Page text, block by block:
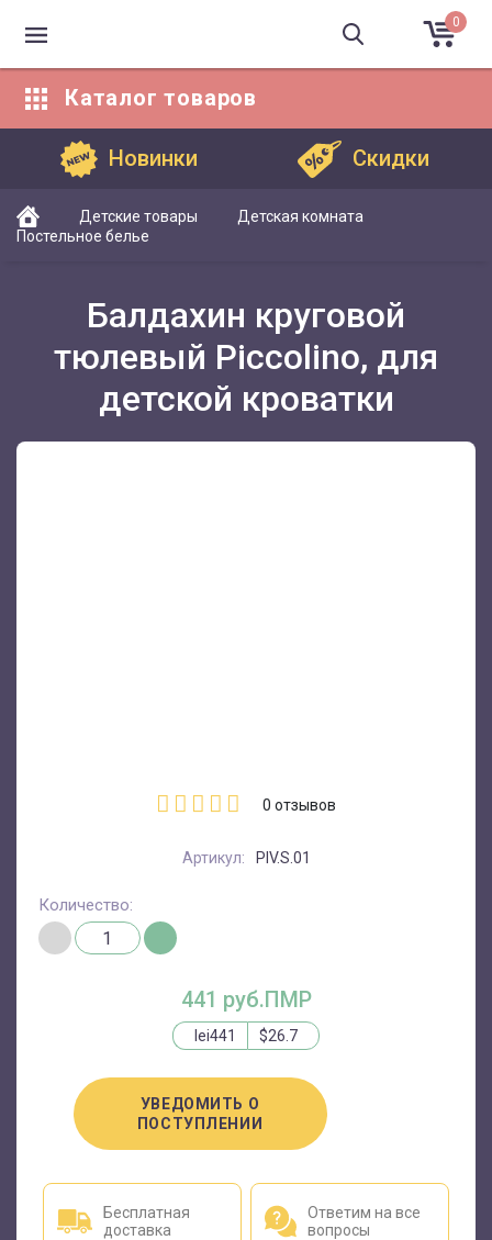
0
Каталог товаров
Новинки Скидки
Детские товары
Детская комната
Постельное белье
Балдахин круговой
тюлевый Piccolino, для
детской кроватки
0 отзывов
Артикул: PIV.S.01
441 руб.ПМР
lei441 $26.7
УВЕДОМИТЬ О
ПОСТУПЛЕНИИ
Количество:
Бесплатная
доставка
Ответим на все
вопросы